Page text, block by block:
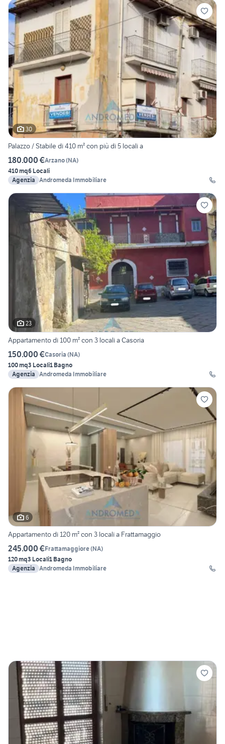
30
Palazzo / Stabile di 410 m² con più di 5 locali a
180.000 €Arzano(NA)
410 mq6 Locali
Agenzia Andromeda Immobiliare
23
Appartamento di 100 m² con 3 locali a Casoria
150.000 €Casoria (NA)
100 mq3 Locali1 Bagno
Agenzia Andromeda Immobiliare
6
Appartamento di 120 m² con 3 locali a Frattamaggio
245.000 €Frattamaggiore(NA)
120 mq3 Locali1 Bagno
Agenzia Andromeda Immobiliare